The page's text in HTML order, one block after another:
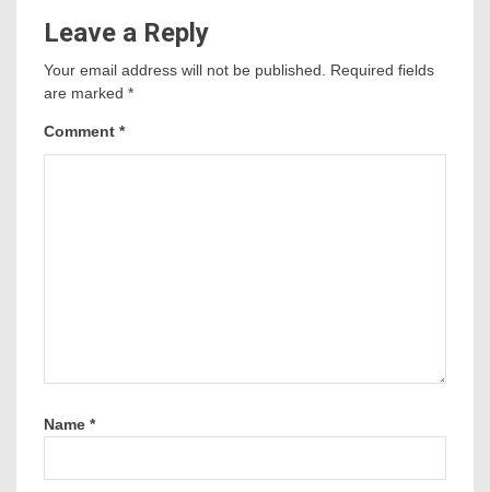
Leave a Reply
Your email address will not be published.
Required fields
are marked *
Comment *
Name *